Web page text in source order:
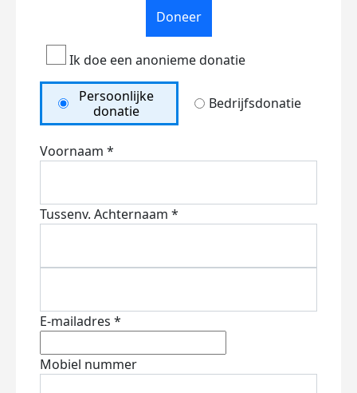
Doneer
Ik doe een anonieme donatie
Persoonlijke
donatie
Bedrijfsdonatie
Voornaam *
Tussenv. Achternaam *
E-mailadres *
Mobiel nummer